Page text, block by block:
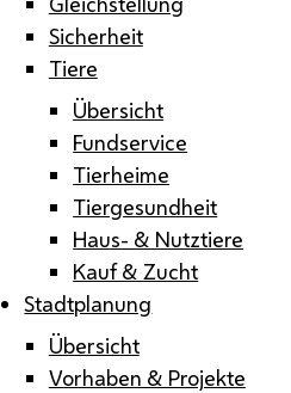
Sicherheit
Tiere
Übersicht
Fundservice
Tierheime
Tiergesundheit
Haus- & Nutztiere
Kauf & Zucht
Stadtplanung
Übersicht
Vorhaben & Projekte